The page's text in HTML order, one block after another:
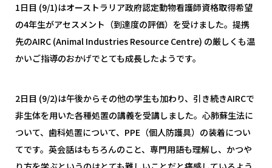
1日目 (9/1)はオーストラリア政府認定動物看護師資格取得希望
の4年生がアセスメント（到達度の評価）を受けました。提携
先のAIRC (Animal Industries Resource Centre) の厳しくも温
かいご指導のおかげでとても成長したようです。
2日目 (9/2)は午後からその他の学生も加わり、引き続きAIRCで
非生体を用いた各種処置の講義を受講しました。心肺蘇生法に
ついて、歯科処置について、PPE（個人防護具）の装着につい
てです。英会話はもちろんのこと、専門用語も理解し、かつや